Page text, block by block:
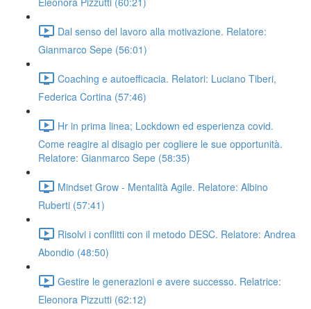
Dal senso del lavoro alla motivazione. Relatore:
Gianmarco Sepe (56:01)
Coaching e autoefficacia. Relatori: Luciano Tiberi,
Federica Cortina (57:46)
Hr in prima linea; Lockdown ed esperienza covid.
Come reagire al disagio per cogliere le sue opportunità.
Relatore: Gianmarco Sepe (58:35)
Mindset Grow - Mentalità Agile. Relatore: Albino
Ruberti (57:41)
Risolvi i conflitti con il metodo DESC. Relatore: Andrea
Abondio (48:50)
Gestire le generazioni e avere successo. Relatrice:
Eleonora Pizzutti (62:12)